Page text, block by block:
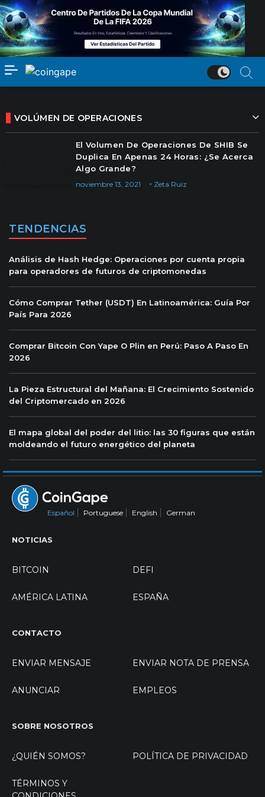
VOLÚMEN DE OPERACIONES
El Volumen De Operaciones De SHIB Se
Duplica En Apenas 24 Horas: ¿Se Acerca
Algo Grande?
Zeta Ruiz
noviembre 13, 2021
TENDENCIAS
Análisis de Hash Hedge: Operaciones por cuenta propia
para operadores de futuros de criptomonedas
Cómo Comprar Tether (USDT) En Latinoamérica: Guía Por
País Para 2026
Comprar Bitcoin Con Yape O Plin en Perú: Paso A Paso En
2026
La Pieza Estructural del Mañana: El Crecimiento Sostenido
del Criptomercado en 2026
El mapa global del poder del litio: las 30 figuras que están
moldeando el futuro energético del planeta
Español Portuguese English German
NOTICIAS
BITCOIN DEFI
AMÉRICA LATINA ESPAÑA
CONTACTO
ENVIAR MENSAJE ENVIAR NOTA DE PRENSA
ANUNCIAR EMPLEOS
SOBRE NOSOTROS
¿QUIÉN SOMOS? POLÍTICA DE PRIVACIDAD
TÉRMINOS Y